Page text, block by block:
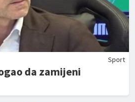
Sport
da zamijeni